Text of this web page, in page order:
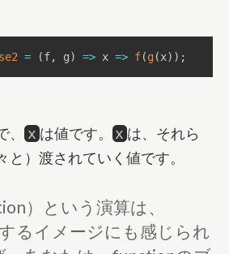
= (f, g) => x => f(g(x) ) ;
、 x は値です。 x は、それら
）渡されていく値です。
）という演算は、
るイメージにも感じられ